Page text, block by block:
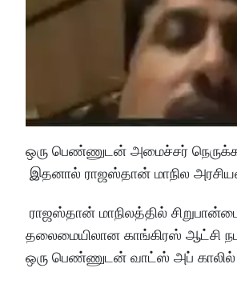
ஒரு பெண்ணுடன் அமைச்சர்
இதனால் ராஜஸ்தான் மாநில
ராஜஸ்தான் மாநிலத்தில்
தலைமையிலான காங்கிரஸ் ஆட்சி
ஒரு பெண்ணுடன் வாட்ஸ் அப் காலில்